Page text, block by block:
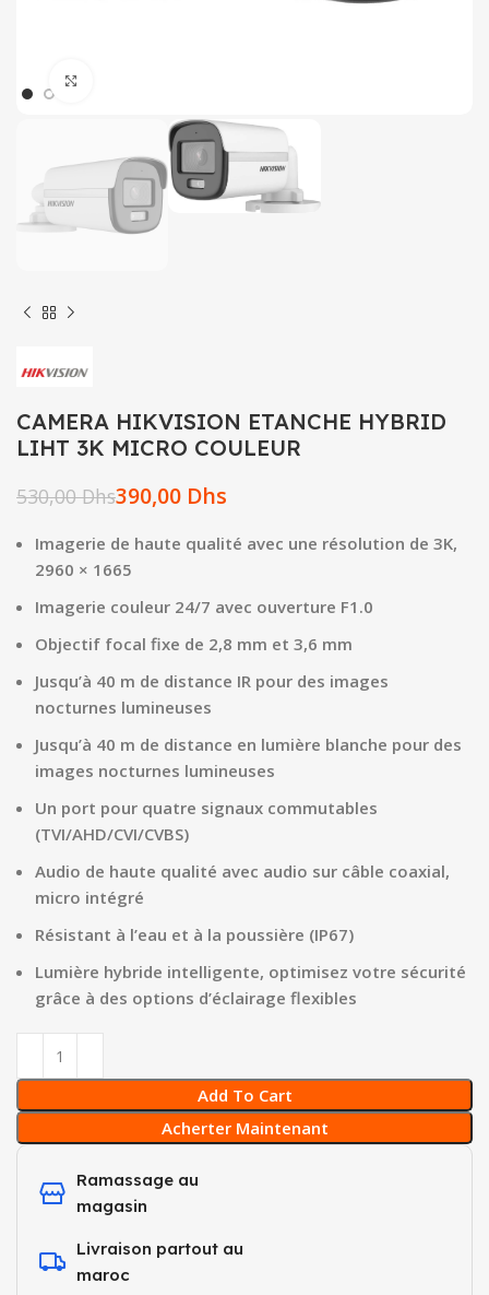
CAMERA HIKVISION ETANCHE HYBRID
LIHT 3K MICRO COULEUR
530,00Dhs390,00 Dhs
Imagerie de haute qualité avec une résolution de 3K,
2960 × 1665
Imagerie couleur 24/7 avec ouverture F1.0
Objectif focal fixe de 2,8 mm et 3,6 mm
Jusqu’à 40 m de distance IR pour des images
nocturnes lumineuses
Jusqu’à 40 m de distance en lumière blanche pour des
images nocturnes lumineuses
Un port pour quatre signaux commutables
(TVI/AHD/CVI/CVBS)
Audio de haute qualité avec audio sur câble coaxial,
micro intégré
Résistant à l’eau et à la poussière (IP67)
Lumière hybride intelligente, optimisez votre sécurité
grâce à des options d’éclairage flexibles
Add To Cart
Acherter Maintenant
Ramassage au
magasin
Livraison partout au
maroc